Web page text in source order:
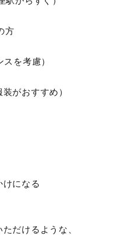
方
を考慮）
がおすすめ）
になる
だけるような、